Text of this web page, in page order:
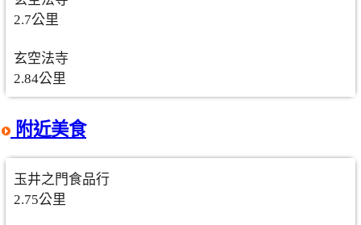
2.7公里
玄空法寺
2.84公里
附近美食
玉井之門食品行
2.75公里